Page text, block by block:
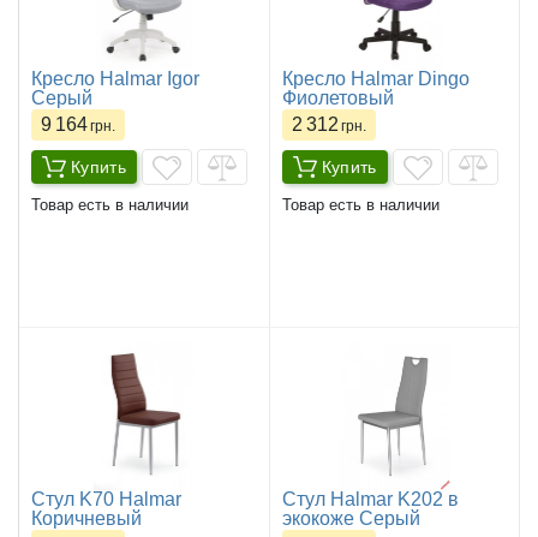
Кресло Halmar Igor
Серый
9 164грн.
Купить
Товар есть в наличии
Кресло Halmar Dingo
Фиолетовый
2 312 грн.
Купить
Товар есть в наличии
Стул K70 Halmar
Коричневый
Стул Halmar K202 в
экокоже Серый